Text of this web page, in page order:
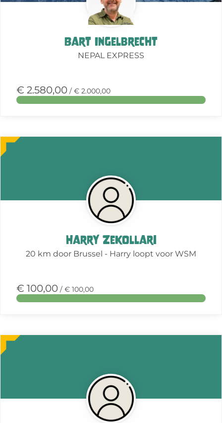
Bart Ingelbrecht
NEPAL EXPRESS
€ 2.580,00 / € 2.000,00
Harry Zekollari
20 km door Brussel - Harry loopt voor WSM
€ 100,00 / € 100,00
Meer
over
Meer
over
deze